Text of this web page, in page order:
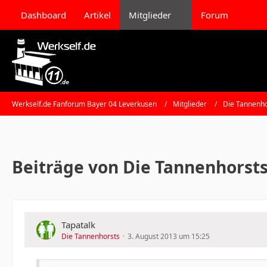
Dashboard Artikel Mitglieder Forum
Werkself.de Fanforum Bayer 04 Leverkusen Mitglieder Die
Beiträge von Die Tannenhorsts
Tapatalk
Die Tannenhorsts 3. August 2013 um 15:25